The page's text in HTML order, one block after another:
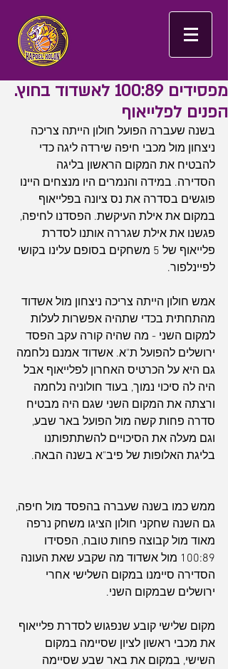
מפסידים 100:89 לאשדוד בחוץ.
הפנים לפלייאוף
בשנה שעברה הפועל חולון הייתה צריכה
ניצחון מול מכבי חיפה שירדה ליגה כדי
להבטיח את המקום הראשון בליגה
הסדירה. במידה והנמרים היו מנצחים היינו
פוגשים בסדרה את נס ציונה בפלייאוף
במקום את אילת העיקשת. הפסדנו לחיפה,
פגשנו את אילת שגררה אותנו לסדרת
פלייאוף של 5 משחקים בסופם עלינו בקושי
לפיינלפור.
אמש חולון הייתה צריכה ניצחון מול אשדוד
מהתחתית בכדי שתהיה אפשרות לעלות
למקום השני - מה שהיה קורה עקב הפסד
ירושלים להפועל ת"א. אשדוד אמנם נלחמה
גם היא על הכרטיס האחרון לפלייאוף אבל
היה לה סיכוי נמוך, בעוד חולוניה נלחמה
ורצתה את המקום השני שגם היה מבטיח
סדרה פחות קשה מול הפועל באר שבע,
וגם מעלה את הסיכויים להשתתפותנו
בליגת האלופות של פיב"א בשנה הבאה.
ממש כמו בשנה שעברה בהפסד מול חיפה,
גם השנה שחקני חולון הציגו משחק נרפה
מאוד מול קבוצה פחות טובה, הפסידו
100:89 מול אשדוד מה שקבע שאת העונה
הסדירה סיימנו במקום השלישי אחרי
ירושלים שבמקום השני.
מקום שלישי קובע שנפגוש לסדרת פלייאוף
את מכבי ראשון לציון שסיימה במקום
השישי, במקום את באר שבע שסיימה